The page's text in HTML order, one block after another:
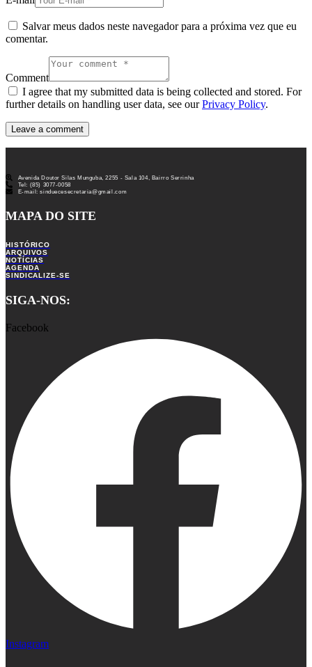
Salvar meus dados neste navegador para a próxima vez que eu
comentar.
Comment
I agree that my submitted data is being collected and stored. For
further details on handling user data, see ourPrivacy Policy.
Avenida Doutor Silas Munguba, 2255 - Sala 104, Bairro Serrinha
Tel: (85) 3077-0058
E-mail: sinduecesecretaria@gmail.com
MAPA DO SITE
HISTÓRICO
ARQUIVOS
NOTÍCIAS
AGENDA
SINDICALIZE-SE
SIGA-NOS:
Facebook
Instagram